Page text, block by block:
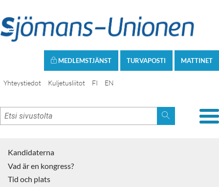
MATTINET
TURVAPOSTI
MEDLEMSTJÄNST
Yhteystiedot Kuljetusliitot FI EN
Kandidaterna
Vad är en kongress?
Tid och plats